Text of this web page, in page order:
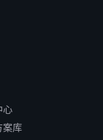
心
案库